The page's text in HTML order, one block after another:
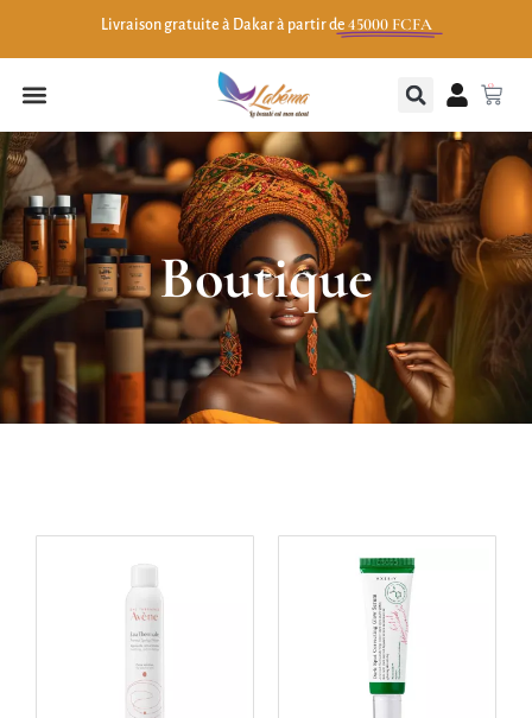
Livraison gratuite à Dakar à partir de 45000 FCFA
0
Boutique